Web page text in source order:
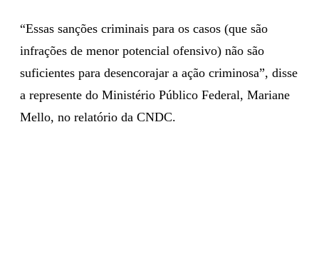
“Essas sanções criminais para os casos (que são
infrações de menor potencial ofensivo) não são
suficientes para desencorajar a ação criminosa”, disse
a represente do Ministério Público Federal, Mariane
Mello, no relatório da CNDC.